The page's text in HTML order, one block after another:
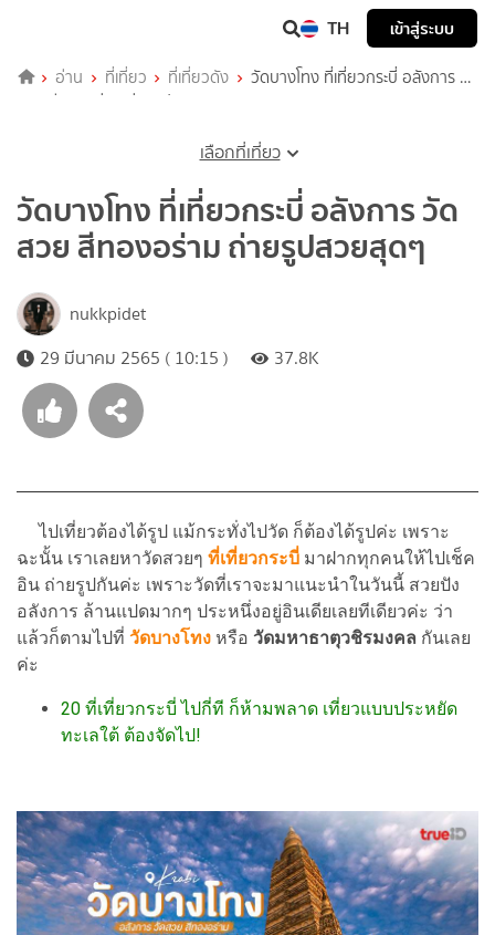
TH เข้าสู่ระบบ
อ่าน ที่เที่ยว ที่เที่ยวดัง
วัดบางโทง ที่เที่ยวกระบี่ อลังการ วัด
สวย สีทองอร่าม ถ่ายรูปสวยสุดๆ
เลือกที่เที่ยว
วัดบางโทง ที่เที่ยวกระบี่ อลังการ วัด
สวย สีทองอร่าม ถ่ายรูปสวยสุดๆ
nukkpidet
29 มีนาคม 2565 ( 10:15 )
37.8K
ไปเที่ยวต้องได้รูป แม้กระทั่งไปวัด ก็ต้องได้รูปค่ะ เพราะ
ฉะนั้น เราเลยหาวัดสวยๆ ที่เที่ยวกระบี่ มาฝากทุกคนให้ไปเช็ค
อิน ถ่ายรูปกันค่ะ เพราะวัดที่เราจะมาแนะนำในวันนี้ สวยปัง
อลังการ ล้านแปดมากๆ ประหนึ่งอยู่อินเดียเลยทีเดียวค่ะ ว่า
แล้วก็ตามไปที่ วัดบางโทง หรือ วัดมหาธาตุวชิรมงคล กันเลย
ค่ะ
20 ที่เที่ยวกระบี่ ไปกี่ที ก็ห้ามพลาด เที่ยวแบบประหยัด
ทะเลใต้ ต้องจัดไป!